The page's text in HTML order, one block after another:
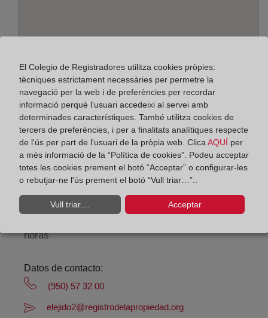
Adreça:
Miguel Ángel, 6 - 1º, 4700
Horario:
Agosto: De lunes a viernes de 09:00 a 14:00 horas
horas
Datos de contacto:
(950) 57 32 00
elejido2@registrodelapropiedad.org
El Colegio de Registradores utilitza cookies pròpies:
tècniques estrictament necessàries per permetre la
navegació per la web i de preferències per recordar
informació perquè l'usuari accedeixi al servei amb
determinades característiques. També utilitza cookies de
tercers de preferències, i per a finalitats analítiques respecte
de l'ús per part de l'usuari de la pròpia web. ClicaAQUÍ per
a més informació de la “Política de cookies”. Podeu acceptar
totes les cookies prement el botó “Acceptar” o configurar-les
o rebutjar-ne l'ús prement el botó “Vull triar…”..
Vull triar.... Acceptar